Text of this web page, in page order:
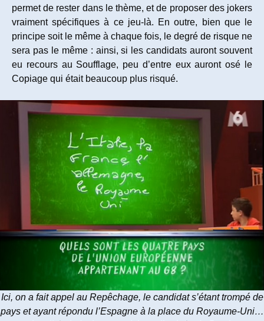
permet de rester dans le thème, et de proposer des jokers
vraiment spécifiques à ce jeu-là. En outre, bien que le
principe soit le même à chaque fois, le degré de risque ne
sera pas le même : ainsi, si les candidats auront souvent
eu recours au Soufflage, peu d’entre eux auront osé le
Copiage qui était beaucoup plus risqué.
Ici, on a fait appel au Repêchage, le candidat s’étant trompé de
pays et ayant répondu l’Espagne à la place du Royaume-Uni…